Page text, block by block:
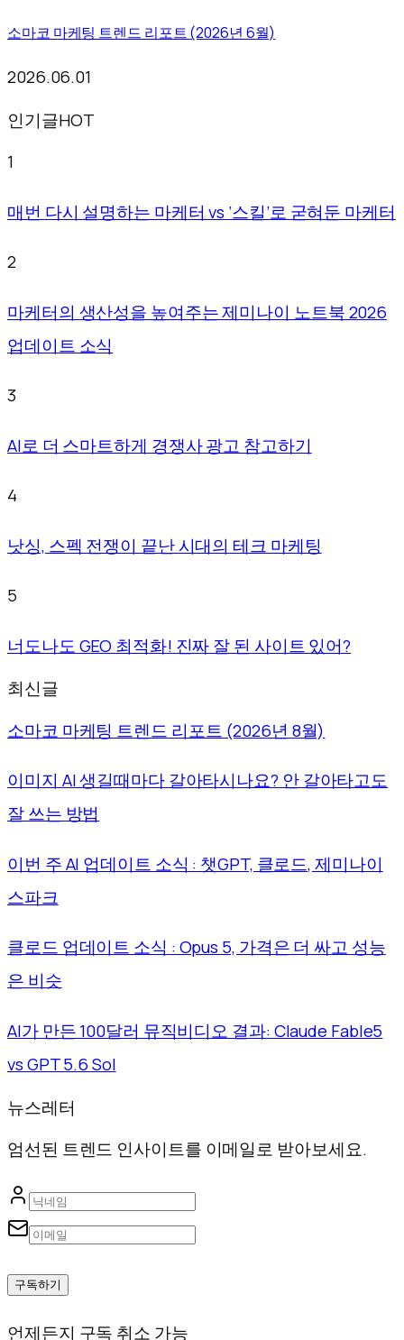
소마코 마케팅 트렌드 리포트 (2026년 6월)
2026.06.01
인기글HOT
1
매번 다시 설명하는 마케터 vs ‘스킬’로 굳혀둔 마케터
2
마케터의 생산성을 높여주는 제미나이 노트북 2026
업데이트 소식
3
AI로 더 스마트하게 경쟁사 광고 참고하기
4
낫싱, 스펙 전쟁이 끝난 시대의 테크 마케팅
5
너도나도 GEO 최적화! 진짜 잘 된 사이트 있어?
최신글
소마코 마케팅 트렌드 리포트 (2026년 8월)
이미지 AI 생길때마다 갈아타시나요? 안 갈아타고도
잘 쓰는 방법
이번 주 AI 업데이트 소식 : 챗GPT, 클로드, 제미나이
스파크
클로드 업데이트 소식 : Opus 5, 가격은 더 싸고 성능
은 비슷
AI가 만든 100달러 뮤직비디오 결과: Claude Fable5
vs GPT 5.6 Sol
뉴스레터
엄선된 트렌드 인사이트를 이메일로 받아보세요.
구독하기
언제든지 구독 취소 가능